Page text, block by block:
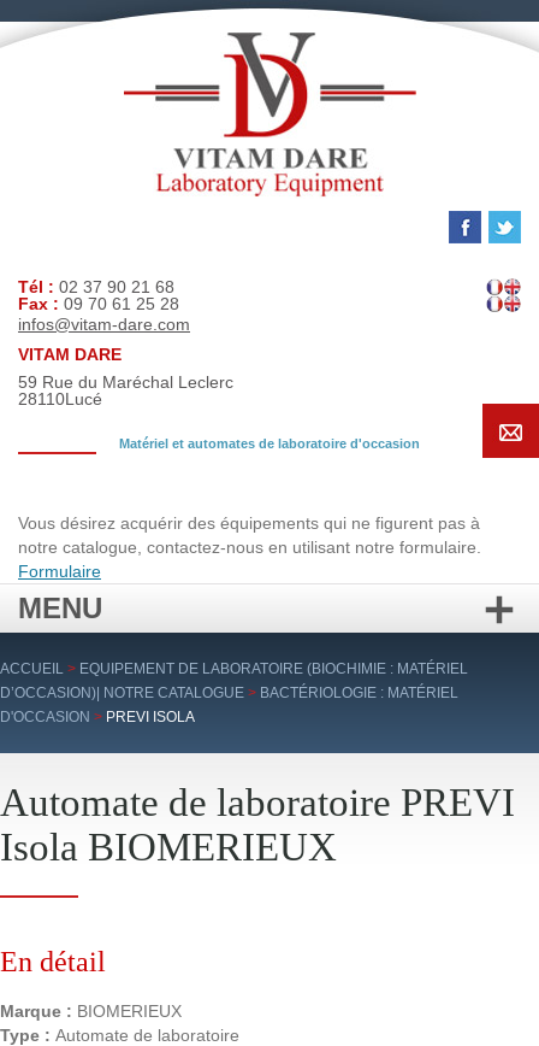
Tél : 02 37 90 21 68
Fax : 09 70 61 25 28
infos@vitam-dare.com
VITAM DARE
59 Rue du Maréchal Leclerc
28110Lucé
Matériel et automates de laboratoire d'occasion
Vous désirez acquérir des équipements qui ne figurent pas à
notre catalogue, contactez-nous en utilisant notre formulaire.
Formulaire
MENU
Aller
au
contenu
ACCUEIL > EQUIPEMENT DE LABORATOIRE (BIOCHIMIE : MATÉRIEL
D’OCCASION)| NOTRE CATALOGUE > BACTÉRIOLOGIE : MATÉRIEL
D'OCCASION > PREVI ISOLA
Automate de laboratoire PREVI
Isola BIOMERIEUX
En détail
Marque : BIOMERIEUX
Type : Automate de laboratoire